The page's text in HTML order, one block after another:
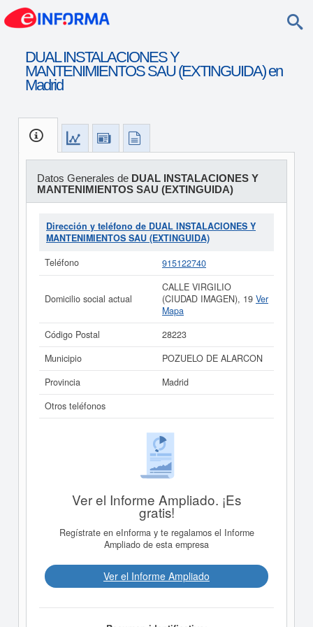
DUAL INSTALACIONES Y
MANTENIMIENTOS SAU (EXTINGUIDA) en
Madrid
Datos Generales de DUAL INSTALACIONES Y
MANTENIMIENTOS SAU (EXTINGUIDA)
Dirección y teléfono de DUAL INSTALACIONES Y
MANTENIMIENTOS SAU (EXTINGUIDA)
Teléfono
915122740
Domicilio social actual
CALLE VIRGILIO
(CIUDAD IMAGEN), 19 Ver
Mapa
Código Postal
28223
Municipio
POZUELO DE ALARCON
Provincia
Madrid
Otros teléfonos
Ver el Informe Ampliado. ¡Es
gratis!
Regístrate en eInforma y te regalamos el Informe
Ampliado de esta empresa
Ver el Informe Ampliado